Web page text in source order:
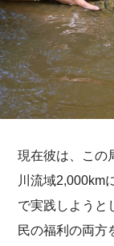
現在彼は、この
川流域2,000km
で実践しようと
民の福利の両方